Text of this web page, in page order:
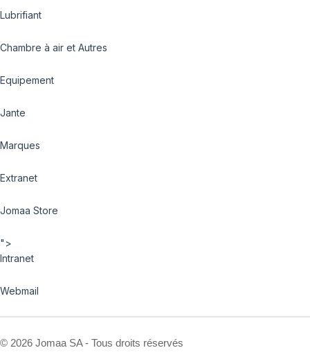
Lubrifiant
Chambre à air et Autres
Equipement
Jante
Marques
Extranet
Jomaa Store
">
Intranet
Webmail
© 2026 Jomaa SA - Tous droits réservés